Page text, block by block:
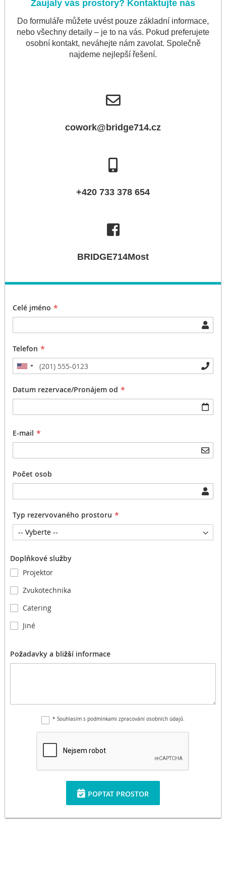
Zaujaly vás prostory? Kontaktujte nás
Do formuláře můžete uvést pouze základní informace,
nebo všechny detaily – je to na vás. Pokud preferujete
osobní kontakt, neváhejte nám zavolat. Společně
najdeme nejlepší řešení.
cowork@bridge714.cz
+420 733 378 654
BRIDGE714Most
Celé jméno
Telefon
Datum rezervace/Pronájem od
E-mail
Počet osob
Typ rezervovaného prostoru
Doplňkové služby
Projektor
Zvukotechnika
Catering
Jiné
Požadavky a bližší informace
* Souhlasím s podmínkami zpracování osobních údajů.
POPTAT PROSTOR